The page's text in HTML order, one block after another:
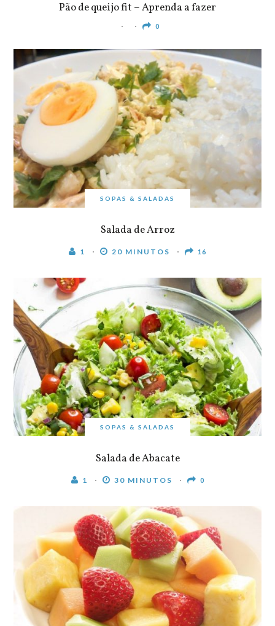
Pão de queijo fit – Aprenda a fazer
0
SOPAS & SALADAS
Salada de Arroz
1 20 MINUTOS 16
SOPAS & SALADAS
Salada de Abacate
1 30 MINUTOS 0